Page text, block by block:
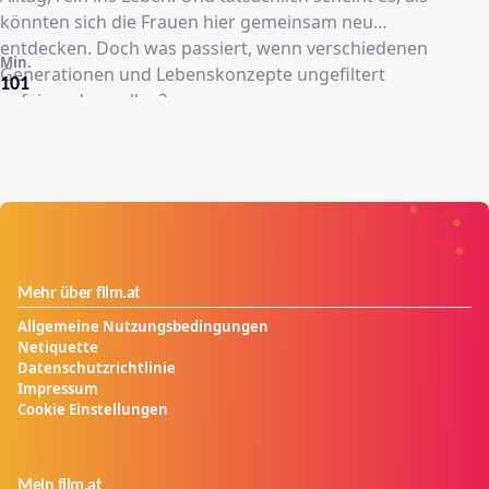
könnten sich die Frauen hier gemeinsam neu
entdecken. Doch was passiert, wenn verschiedenen
Generationen und Lebenskonzepte ungefiltert
aufeinanderprallen?
101
Min.
Mehr über film.at
Allgemeine Nutzungsbedingungen
Netiquette
Datenschutzrichtlinie
Impressum
Cookie Einstellungen